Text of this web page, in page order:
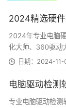
2024年专业电脑
化大师、360驱动
件都可以对电脑进
日期：2024-11-
专业电脑驱动检测